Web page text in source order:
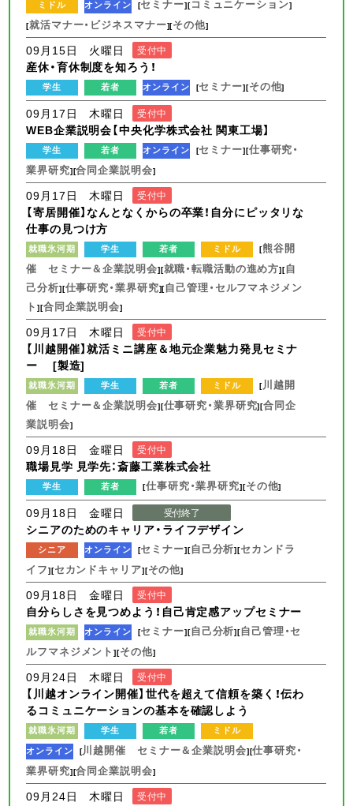
ミドル オンライン [セミナー][コミュニケーション]
[就活マナー・ビジネスマナー][その他]
09月15日 火曜日 受付中
産休・育休制度を知ろう！
学生 若者 オンライン [セミナー][その他]
09月17日 木曜日 受付中
WEB企業説明会【中央化学株式会社 関東工場】
学生 若者 オンライン [セミナー][仕事研究・
業界研究][合同企業説明会]
09月17日 木曜日 受付中
【寄居開催】なんとなくからの卒業！自分にピッタリな
仕事の見つけ方
就職氷河期 学生 若者 ミドル [熊谷開
催 セミナー＆企業説明会][就職・転職活動の進め方][自
己分析][仕事研究・業界研究][自己管理・セルフマネジメン
ト][合同企業説明会]
09月17日 木曜日 受付中
【川越開催】就活ミニ講座＆地元企業魅力発見セミナ
ー [製造]
就職氷河期 学生 若者 ミドル [川越開
催 セミナー＆企業説明会][仕事研究・業界研究][合同企
業説明会]
09月18日 金曜日 受付中
職場見学 見学先：斎藤工業株式会社
学生 若者 [仕事研究・業界研究][その他]
09月18日 金曜日 受付終了
シニアのためのキャリア・ライフデザイン
シニア オンライン [セミナー][自己分析][セカンドラ
イフ][セカンドキャリア][その他]
09月18日 金曜日 受付中
自分らしさを見つめよう！自己肯定感アップセミナー
就職氷河期 オンライン [セミナー][自己分析][自己管理・セ
ルフマネジメント][その他]
09月24日 木曜日 受付中
【川越オンライン開催】世代を超えて信頼を築く！伝わ
るコミュニケーションの基本を確認しよう
就職氷河期 学生 若者
ミドル
オンライン [川越開催 セミナー＆企業説明会][仕事研究・
業界研究][合同企業説明会]
09月24日 木曜日 受付中